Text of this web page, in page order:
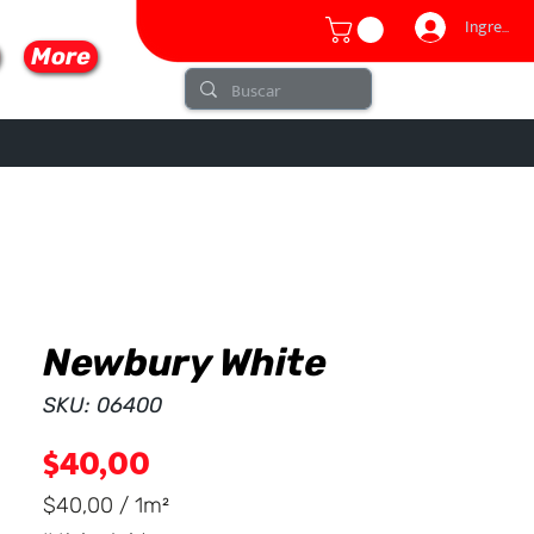
More
Ingresar
Newbury White
SKU: 06400
$40,00
$40,00 / 1m²